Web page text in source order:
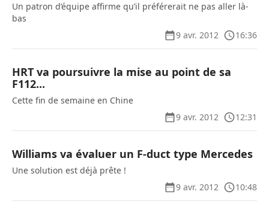
Un patron d’équipe affirme qu’il préférerait ne pas aller là-
bas
9 avr. 2012
16:36
HRT va poursuivre la mise au point de sa
F112...
Cette fin de semaine en Chine
9 avr. 2012
12:31
Williams va évaluer un F-duct type Mercedes
Une solution est déjà prête !
9 avr. 2012
10:48